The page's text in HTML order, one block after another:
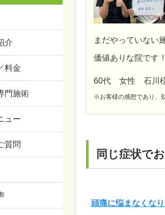
まだやっていない
価値ありな院です
60代 女性 石川
※お客様の感想であり、
同じ症状で
頭痛に悩まなくな
介
料金
門施術
ュー
質問